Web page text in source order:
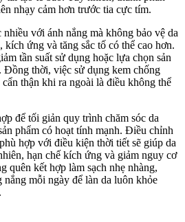
nhạ‌y cả‌m hơn trước tia cực tím.
với ánh nắng mà không bảo vệ da
ứng và tăng sắc tố có thể cao hơn.
tần suất sử dụng hoặc lựa chọn sản
Đồng thời, việc sử dụng kem chống
thận khi ra ngoài là điều không thể
để tối giản quy trình chăm sóc da
phẩm có hoạt tính mạnh. Điều chỉnh
hợp với điều kiện thời tiết sẽ giúp da
hạn chế kích ứng và giảm nguy cơ
quên kết hợp làm sạch nhẹ nhàng,
mỗi ngày để làn da luôn khỏe